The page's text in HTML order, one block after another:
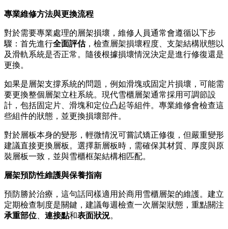
專業維修方法與更換流程
對於需要專業處理的層架損壞，維修人員通常會遵循以下步
驟：首先進行全面評估，檢查層架損壞程度、支架結構狀態以
及滑軌系統是否正常。隨後根據損壞情況決定是進行修復還是
更換。
如果是層架支撐系統的問題，例如滑塊或固定片損壞，可能需
要更換整個層架立柱系統。現代雪櫃層架通常採用可調節設
計，包括固定片、滑塊和定位凸起等組件。專業維修會檢查這
些組件的狀態，並更換損壞部件。
對於層板本身的變形，輕微情況可嘗試矯正修復，但嚴重變形
建議直接更換層板。選擇新層板時，需確保其材質、厚度與原
裝層板一致，並與雪櫃框架結構相匹配。
層架預防性維護與保養指南
預防勝於治療，這句話同樣適用於商用雪櫃層架的維護。建立
定期檢查制度是關鍵，建議每週檢查一次層架狀態，重點關注
承重部位
連接點和表面狀況。